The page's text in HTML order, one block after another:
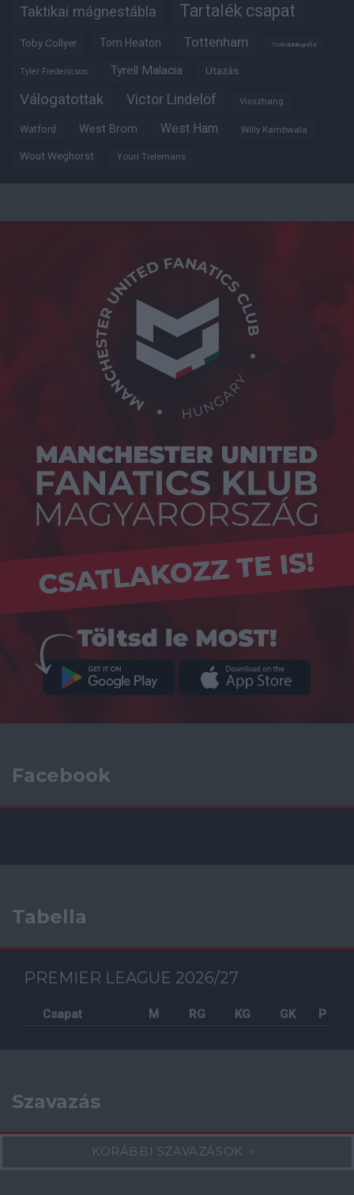
Taktikai mágnestábla Tartalék csapat
Toby Collyer Tom Heaton Tottenham Trófeabibliográfia
Tyler Fredericson Tyrell Malacia Utazás
Válogatottak Victor Lindelöf Visszhang
Watford West Brom West Ham Willy Kambwala
Wout Weghorst Youri Tielemans
Facebook
Tabella
PREMIER LEAGUE 2026/27
Csapat M RG KG GK P
Szavazás
KORÁBBI SZAVAZÁSOK